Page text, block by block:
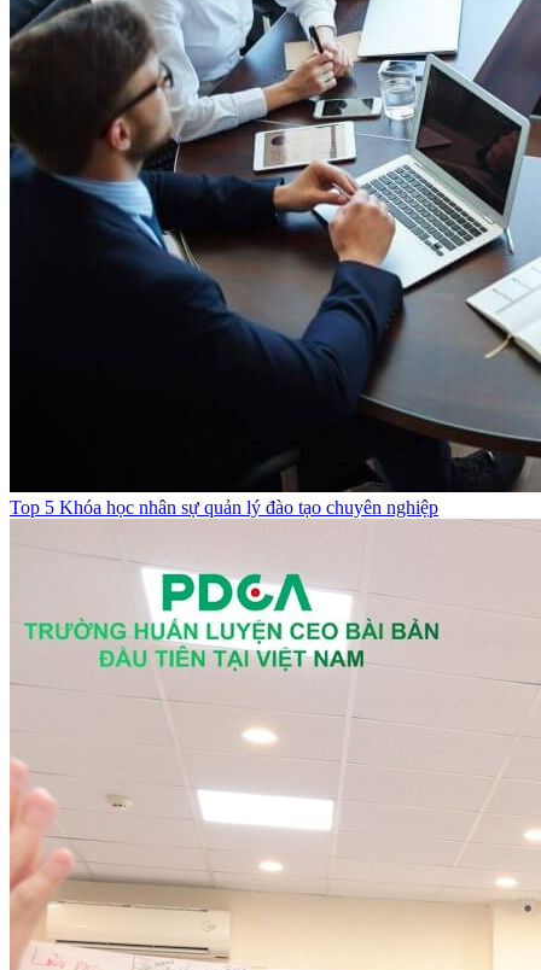
Top 5 Khóa học nhân sự quản lý đào tạo chuyên nghiệp